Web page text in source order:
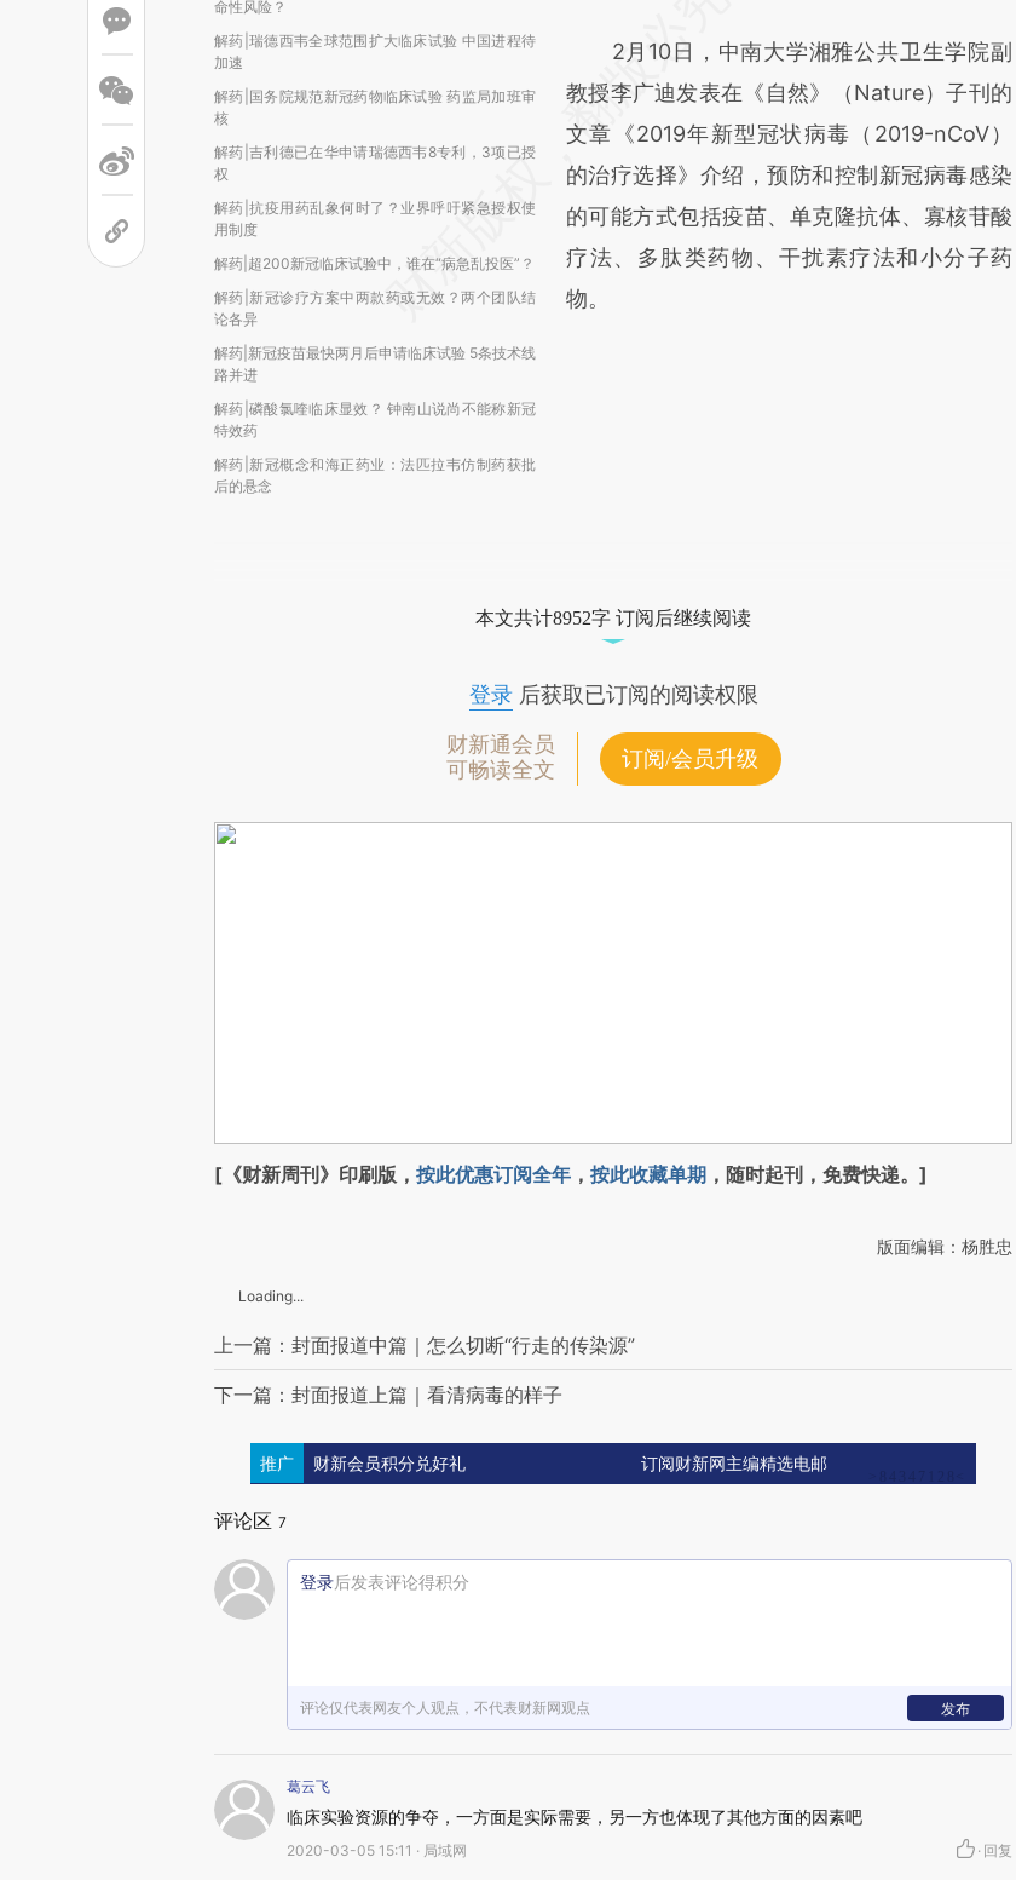
命性风险？
解药|瑞德西韦全球范围扩大临床试验 中国进程待
加速
解药|国务院规范新冠药物临床试验 药监局加班审
核
解药|吉利德已在华申请瑞德西韦8专利，3项已授
权
解药|抗疫用药乱象何时了？业界呼吁紧急授权使
用制度
解药|超200新冠临床试验中，谁在“病急乱投医”？
解药|新冠诊疗方案中两款药或无效？两个团队结
论各异
解药|新冠疫苗最快两月后申请临床试验 5条技术线
路并进
解药|磷酸氯喹临床显效？ 钟南山说尚不能称新冠
特效药
解药|新冠概念和海正药业：法匹拉韦仿制药获批
后的悬念
2月10日，中南大学湘雅公共卫生学院副
教授李广迪发表在《自然》（Nature）子刊的
文章《2019年新型冠状病毒（2019-nCoV）
的治疗选择》介绍，预防和控制新冠病毒感染
的可能方式包括疫苗、单克隆抗体、寡核苷酸
疗法、多肽类药物、干扰素疗法和小分子药
物。
本文共计8952字 订阅后继续阅读
登录后获取已订阅的阅读权限
财新通会员
可畅读全文
订阅/会员升级
[《财新周刊》印刷版， 按此优惠订阅全年 ， 按此收藏单期 ，随时起刊，免费快递。]
版面编辑：杨胜忠
Loading...
上一篇：封面报道中篇｜怎么切断“行走的传染源”
下一篇：封面报道上篇｜看清病毒的样子
推广 财新会员积分兑好礼 订阅财新网主编精选电邮
评论区 7
登录后发表评论得积分
评论仅代表网友个人观点，不代表财新网观点 发布
葛云飞
临床实验资源的争夺，一方面是实际需要，另一方也体现了其他方面的因素吧
2020-03-05 15:11 · 局域网 · 回复